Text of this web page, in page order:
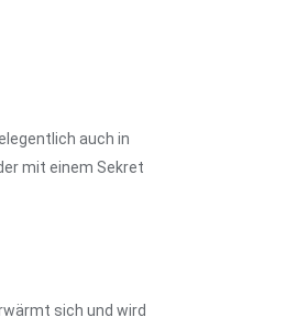
auch in
mit einem Sekret
sich und wird